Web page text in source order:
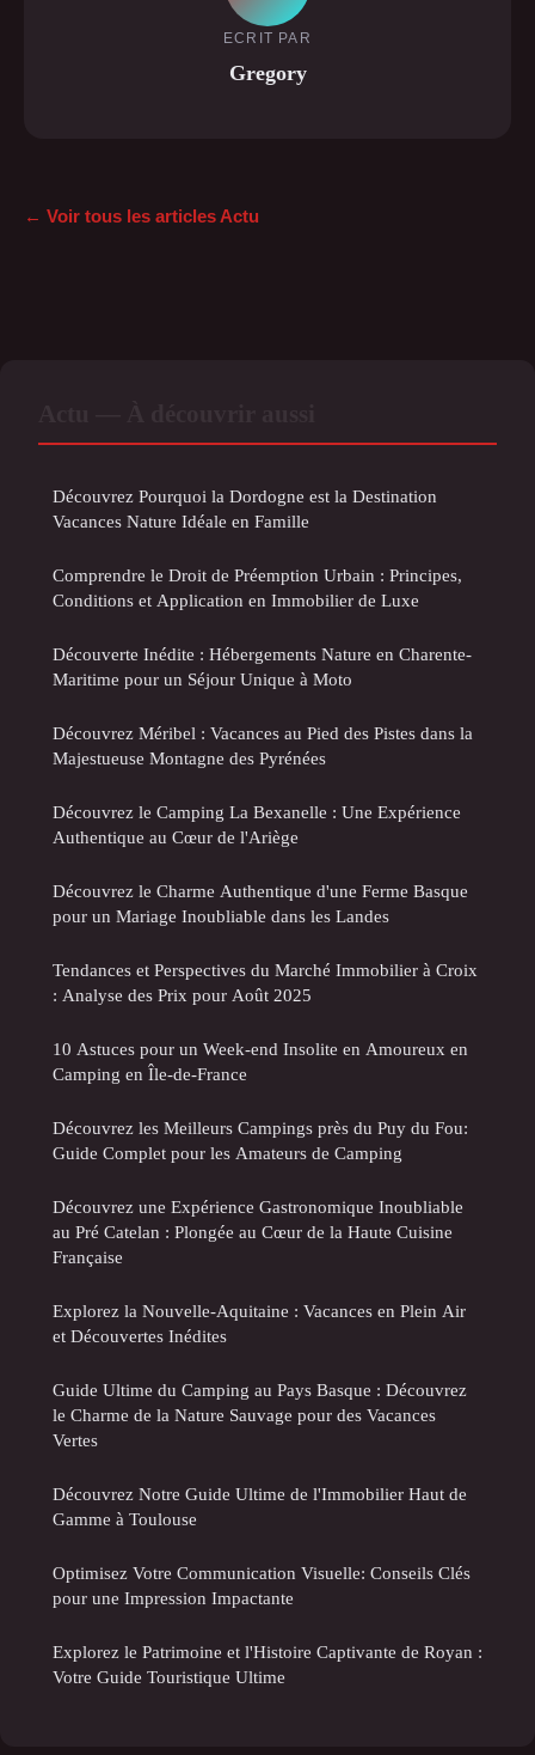
ECRIT PAR
Gregory
← Voir tous les articles Actu
Découvrez Pourquoi la Dordogne est la Destination
Vacances Nature Idéale en Famille
Comprendre le Droit de Préemption Urbain : Principes,
Conditions et Application en Immobilier de Luxe
Découverte Inédite : Hébergements Nature en Charente-
Maritime pour un Séjour Unique à Moto
Découvrez Méribel : Vacances au Pied des Pistes dans la
Majestueuse Montagne des Pyrénées
Découvrez le Camping La Bexanelle : Une Expérience
Authentique au Cœur de l'Ariège
Découvrez le Charme Authentique d'une Ferme Basque
pour un Mariage Inoubliable dans les Landes
Tendances et Perspectives du Marché Immobilier à Croix
: Analyse des Prix pour Août 2025
10 Astuces pour un Week-end Insolite en Amoureux en
Camping en Île-de-France
Découvrez les Meilleurs Campings près du Puy du Fou:
Guide Complet pour les Amateurs de Camping
Découvrez une Expérience Gastronomique Inoubliable
au Pré Catelan : Plongée au Cœur de la Haute Cuisine
Française
Explorez la Nouvelle-Aquitaine : Vacances en Plein Air
et Découvertes Inédites
Guide Ultime du Camping au Pays Basque : Découvrez
le Charme de la Nature Sauvage pour des Vacances
Vertes
Découvrez Notre Guide Ultime de l'Immobilier Haut de
Gamme à Toulouse
Optimisez Votre Communication Visuelle: Conseils Clés
pour une Impression Impactante
Explorez le Patrimoine et l'Histoire Captivante de Royan :
Votre Guide Touristique Ultime